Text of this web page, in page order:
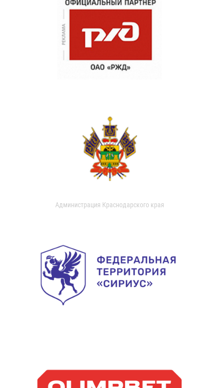
Администрация Краснодарского края